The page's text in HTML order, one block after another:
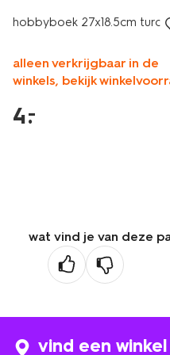
hobbyboek 27x18.5cm
alleen verkrijgbaar in de
winkels, bekijk
4.
–
wat vind je van deze
vind een winkel